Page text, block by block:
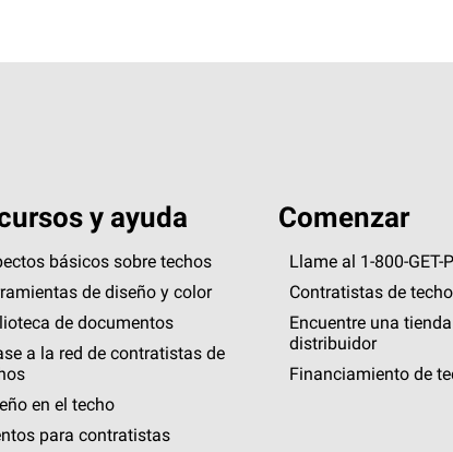
y ayuda
básicos sobre techos
de diseño y color
de documentos
a la red de contratistas de
en el techo
para contratistas
Comenzar
Llame al 1-800-GET -
Contratistas de
Encuentre una
distribuidor
Financiamiento de